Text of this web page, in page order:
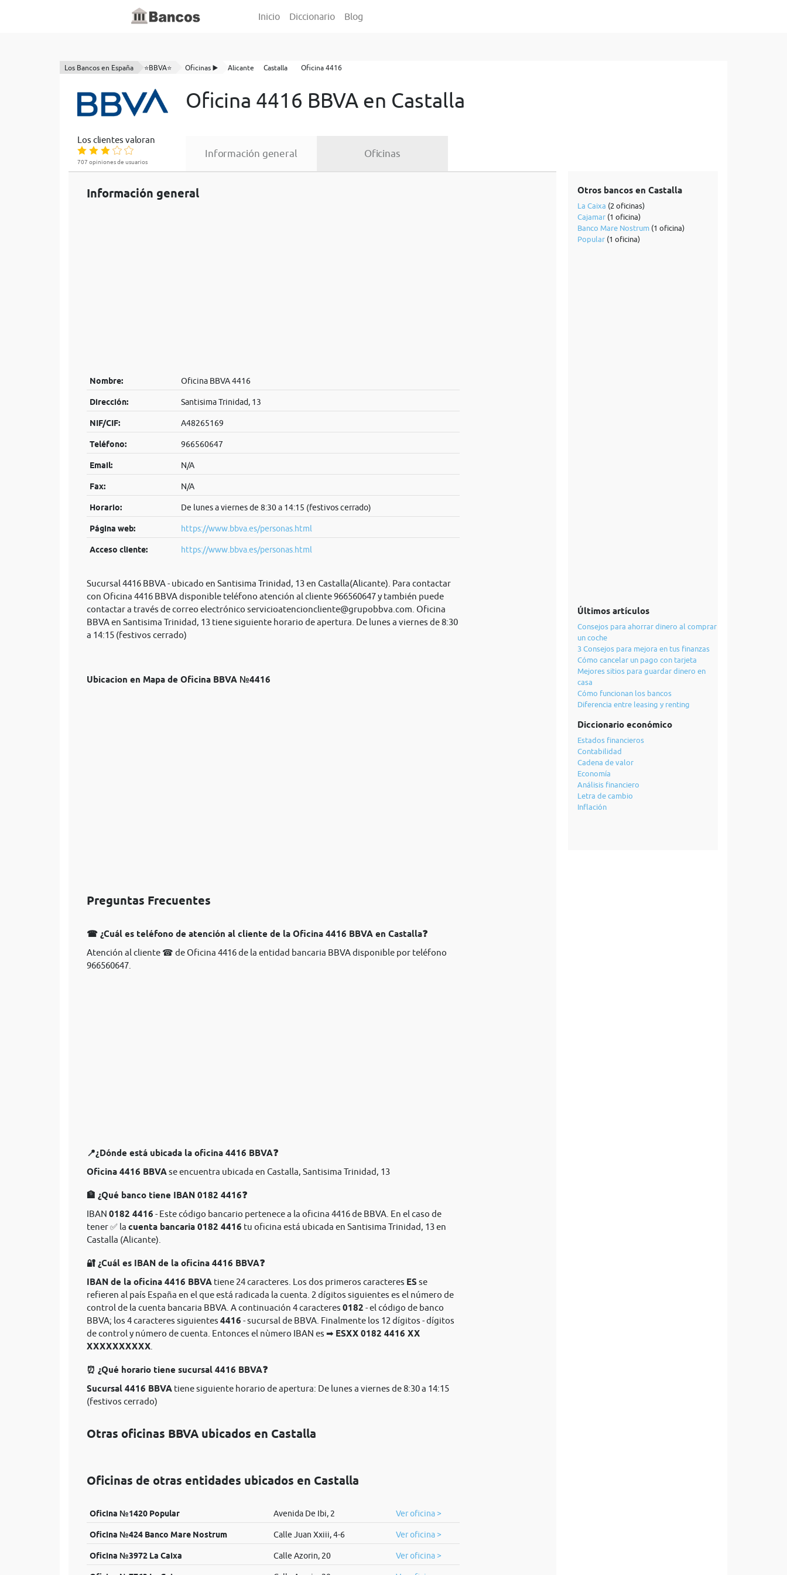
Inicio Diccionario Blog
Los Bancos en España ⭐BBVA⭐ Oficinas ▶️ Alicante Castalla Oficina 4416
Oficina 4416 BBVA en Castalla
Los clientes valoran
707 opiniones de usuarios
Información general Oficinas
Información general
Nombre: Oficina BBVA 4416
Dirección: Santisima Trinidad, 13
NIF/CIF: A48265169
Teléfono: 966560647
Email: N/A
Fax: N/A
Horario: De lunes a viernes de 8:30 a 14:15 (festivos cerrado)
Página web: https://www.bbva.es/personas.html
Acceso cliente: https://www.bbva.es/personas.html
Sucursal 4416 BBVA - ubicado en Santisima Trinidad, 13 en Castalla(Alicante). Para contactar
con Oficina 4416 BBVA disponible teléfono atención al cliente 966560647 y también puede
contactar a través de correo electrónico servicioatencioncliente@grupobbva.com . Oficina
BBVA en Santisima Trinidad, 13 tiene siguiente horario de apertura. De lunes a viernes de 8:30
a 14:15 (festivos cerrado)
Ubicacion en Mapa de Oficina BBVA №4416
Preguntas Frecuentes
☎ ¿Cuál es teléfono de atención al cliente de la Oficina 4416 BBVA en Castalla❓
Atención al cliente ☎ de Oficina 4416 de la entidad bancaria BBVA disponible por teléfono
966560647.
📍¿Dónde está ubicada la oficina 4416 BBVA❓
Oficina 4416 BBVAse encuentra ubicada en Castalla, Santisima Trinidad, 13
🏦 ¿Qué banco tiene IBAN 0182 4416❓
IBAN 0182 4416 - Este código bancario pertenece a la oficina 4416 de BBVA. En el caso de
tener ✅ la cuenta bancaria 0182 4416 tu oficina está ubicada en Santisima Trinidad, 13 en
Castalla (Alicante).
🔐 ¿Cuál es IBAN de la oficina 4416 BBVA❓
IBAN de la oficina 4416 BBVA tiene 24 caracteres. Los dos primeros caracteres ES se
refieren al país España en el que está radicada la cuenta. 2 dígitos siguientes es el número de
control de la cuenta bancaria BBVA. A continuación 4 caracteres 0182 - el código de banco
BBVA; los 4 caracteres siguientes 4416 - sucursal de BBVA. Finalmente los 12 dígitos - dígitos
de control y número de cuenta. Entonces el nùmero IBAN es ➡ ESXX 0182 4416 XX
XXXXXXXXXX
⏰ ¿Qué horario tiene sucursal 4416 BBVA❓
Sucursal 4416 BBVA tiene siguiente horario de apertura: De lunes a viernes de 8:30 a 14:15
(festivos cerrado)
Otras oficinas BBVA ubicados en Castalla
Oficinas de otras entidades ubicados en Castalla
Oficina №1420 Popular Avenida De Ibi, 2 Ver oficina >
Oficina №424 Banco Mare Nostrum Calle Juan Xxiii, 4-6 Ver oficina >
Oficina №3972 La Caixa Calle Azorin, 20 Ver oficina >
Otros bancos en Castalla
La Caixa (2 oficinas)
Cajamar(1 oficina)
Banco Mare Nostrum(1 oficina)
Popular(1 oficina)
Últimos artículos
Consejos para ahorrar dinero al comprar
un coche
3 Consejos para mejora en tus finanzas
Cómo cancelar un pago con tarjeta
Mejores sitios para guardar dinero en
casa
Cómo funcionan los bancos
Diferencia entre leasing y renting
Diccionario económico
Estados financieros
Contabilidad
Cadena de valor
Economía
Análisis financiero
Letra de cambio
Inflación